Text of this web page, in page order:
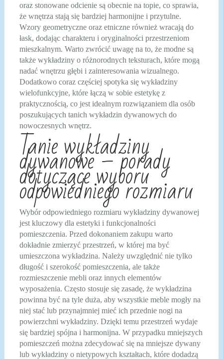
oraz stonowane odcienie są obecnie na topie, co sprawia,
że wnętrza stają się bardziej harmonijne i przytulne.
Wzory geometryczne oraz etniczne również wracają do
łask, dodając charakteru i oryginalności przestrzeniom
mieszkalnym. Warto zwrócić uwagę na to, że modne są
także wykładziny o różnorodnych teksturach, które mogą
nadać wnętrzu głębi i zainteresowania wizualnego.
Dodatkowo coraz częściej spotyka się wykładziny
wielofunkcyjne, które łączą w sobie estetykę z
praktycznością, co jest idealnym rozwiązaniem dla osób
poszukujących tanich wykładzin dywanowych do
nowoczesnych wnętrz.
Tanie wykładziny
dywanowe – porady
dotyczące wyboru
odpowiedniego rozmiaru
Wybór odpowiedniego rozmiaru wykładziny dywanowej
jest kluczowy dla estetyki i funkcjonalności
pomieszczenia. Przed dokonaniem zakupu warto
dokładnie zmierzyć przestrzeń, w której ma być
umieszczona wykładzina. Należy uwzględnić nie tylko
długość i szerokość pomieszczenia, ale także
rozmieszczenie mebli oraz innych elementów
wyposażenia. Często stosuje się zasadę, że wykładzina
powinna być na tyle duża, aby wszystkie meble mogły na
niej stać lub przynajmniej mieć ich przednie nogi na
powierzchni wykładziny. Dzięki temu przestrzeń wydaje
się bardziej spójna i harmonijna. W przypadku mniejszych
pomieszczeń można zdecydować się na mniejsze dywany
lub wykładziny o nietypowych kształtach, które dodadzą